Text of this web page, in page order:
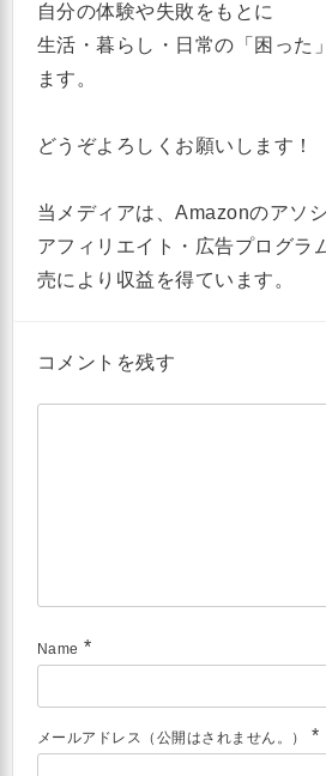
自分の体験や失敗をもとに
生活・暮らし・日常の「困った
ます。
どうぞよろしくお願いします！
当メディアは、Amazonのアソ
アフィリエイト・広告プログラ
売により収益を得ています。
コメントを残す
Name *
メールアドレス（公開はされません。） *